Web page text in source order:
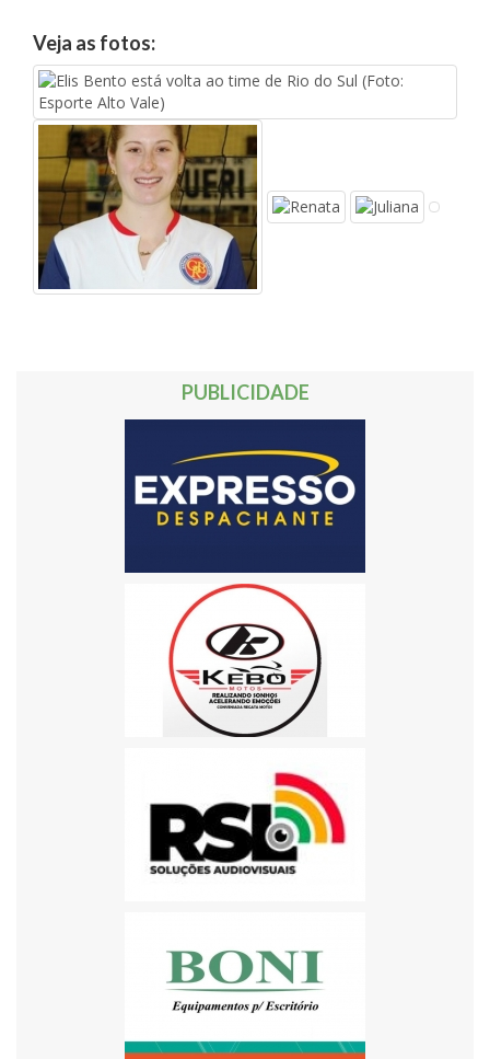
Veja as fotos:
PUBLICIDADE